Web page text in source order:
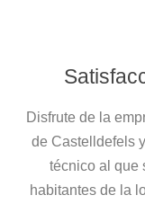
Disfrute de la
de Castelldefels
técnico al que
habitantes de la